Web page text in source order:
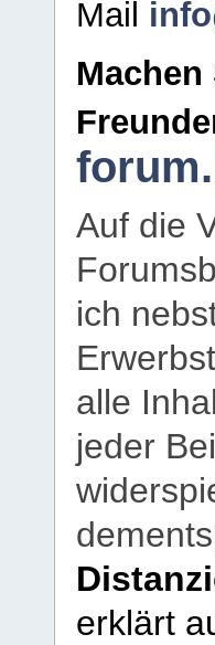
Mail
Auf die
ich
alle
jeder
erklärt